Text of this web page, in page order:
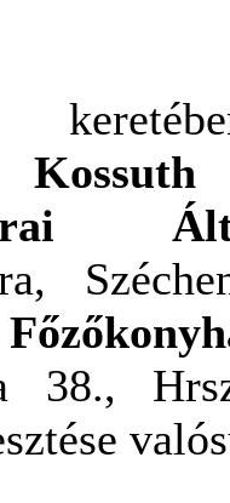
38.,